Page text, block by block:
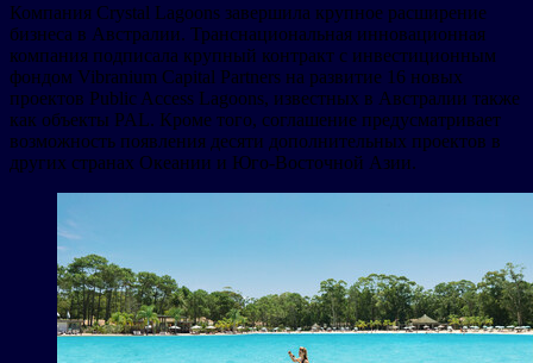
Компания Crystal Lagoons завершила крупное расширение
бизнеса в Австралии. Транснациональная инновационная
компания подписала крупный контракт с инвестиционным
фондом Vibranium Capital Partners на развитие 16 новых
проектов Public Access Lagoons, известных в Австралии также
как объекты PAL. Кроме того, соглашение предусматривает
возможность появления десяти дополнительных проектов в
других странах Океании и Юго-Восточной Азии.